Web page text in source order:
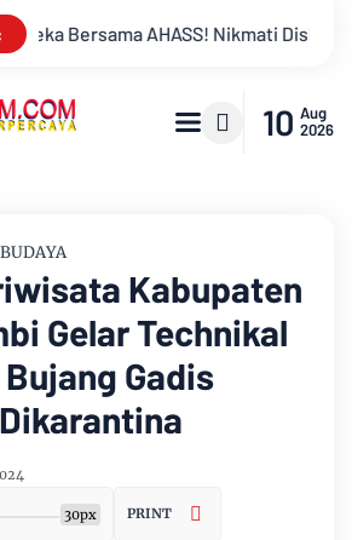
17% Selama Agustus Merah Putih
10 Aug
2026
Kabupaten
Gelar Technikal
Gadis
30px PRINT